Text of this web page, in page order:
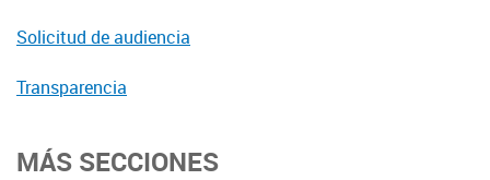
Solicitud de audiencia
Transparencia
MÁS SECCIONES